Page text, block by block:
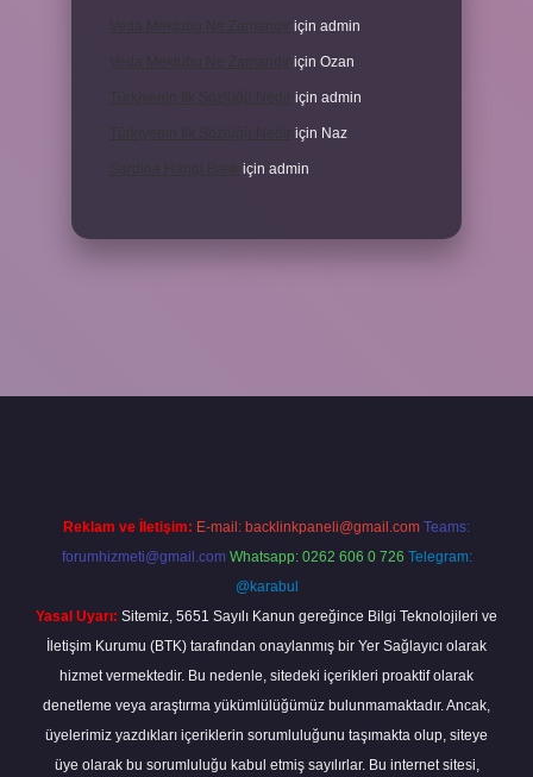
için admin
için Ozan
için admin
Türkiyenin Ilk Sözlüğü Nedir için Naz
için admin
Reklam ve İletişim: E-mail: backlinkpaneli@gmail.com Teams:
forumhizmeti@gmail.com Whatsapp: 0262 606 0 726 Telegram:
@karabul
Yasal Uyarı: Sitemiz, 5651 Sayılı Kanun gereğince Bilgi Teknolojileri ve
İletişim Kurumu (BTK) tarafından onaylanmış bir Yer Sağlayıcı olarak
hizmet vermektedir. Bu nedenle, sitedeki içerikleri proaktif olarak
denetleme veya araştırma yükümlülüğümüz bulunmamaktadır. Ancak,
üyelerimiz yazdıkları içeriklerin sorumluluğunu taşımakta olup, siteye
üye olarak bu sorumluluğu kabul etmiş sayılırlar. Bu internet sitesi,